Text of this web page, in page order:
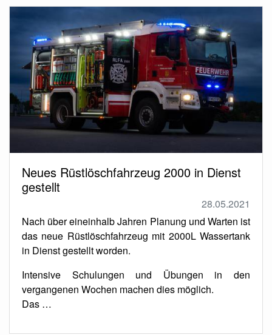
Neues Rüstlöschfahrzeug 2000 in Dienst
gestellt
28.05.2021
Nach über eineinhalb Jahren Planung und Warten ist
das neue Rüstlöschfahrzeug mit 2000L Wassertank
in Dienst gestellt worden.
Intensive Schulungen und Übungen in den
vergangenen Wochen machen dies möglich.
Das …